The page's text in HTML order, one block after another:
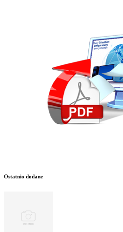
Ostatnio dodane